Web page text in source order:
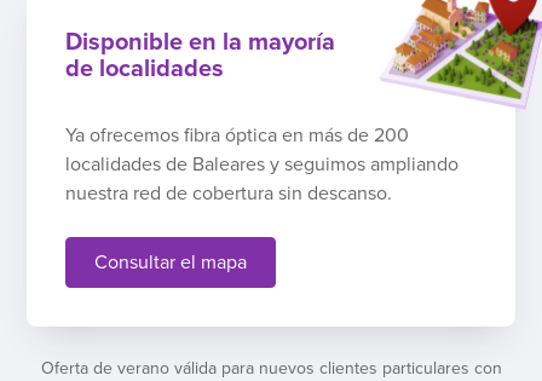
Disponible en la mayoría
de localidades
Ya ofrecemos fibra óptica en más de 200
localidades de Baleares y seguimos ampliando
nuestra red de cobertura sin descanso.
Consultar el mapa
Oferta de verano válida para nuevos clientes particulares con